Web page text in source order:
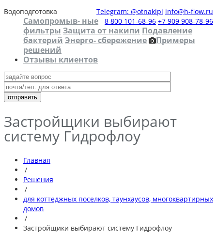
Водоподготовка Telegram: @otnakipi info@h-flow.ru
8 800 101-68-96 +7 909 908-78-96
Самопромыв- ные
фильтры Защита от накипи Подавление
бактерий Энерго- сбережение
Примеры
решений
Отзывы клиентов
Застройщики выбирают
систему Гидрофлоу
Главная
/
Решения
/
для коттеджных поселков, таунхаусов, многоквартирных
домов
/
Застройщики выбирают систему Гидрофлоу